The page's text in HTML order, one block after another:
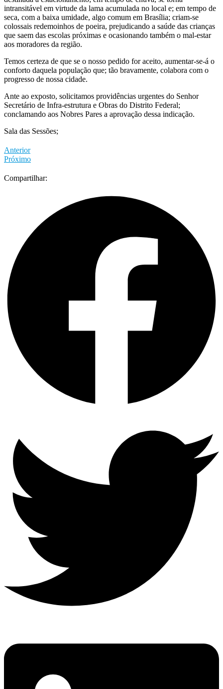
intransitável em virtude da lama acumulada no local e; em tempo de
seca, com a baixa umidade, algo comum em Brasília; criam-se
colossais redemoinhos de poeira, prejudicando a saúde das crianças
que saem das escolas próximas e ocasionando também o mal-estar
aos moradores da região.
Temos certeza de que se o nosso pedido for aceito, aumentar-se-á o
conforto daquela população que; tão bravamente, colabora com o
progresso de nossa cidade.
Ante ao exposto, solicitamos providências urgentes do Senhor
Secretário de Infra-estrutura e Obras do Distrito Federal;
conclamando aos Nobres Pares a aprovação dessa indicação.
Sala das Sessões;
Anterior
Próximo
Compartilhar: